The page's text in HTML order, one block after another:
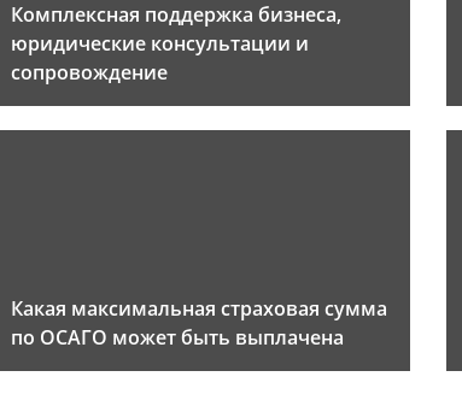
Комплексная поддержка бизнеса,
юридические консультации и
сопровождение
Какая максимальная страховая сумма
по ОСАГО может быть выплачена